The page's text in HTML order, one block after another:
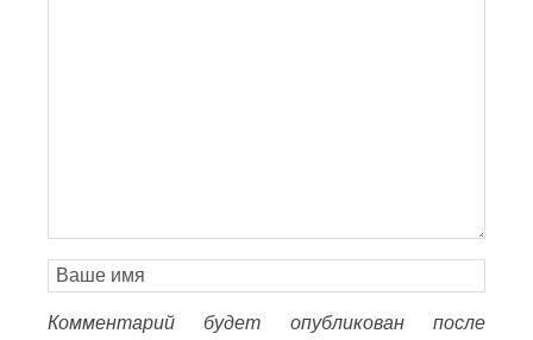
Комментарий будет опубликован после